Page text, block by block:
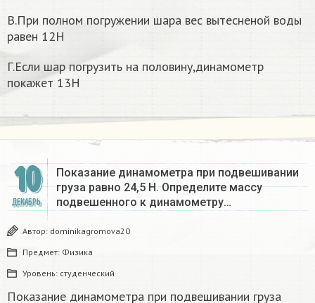
В.При полном погружении шара вес вытесненой воды
равен 12Н
Г.Если шар погрузить на половину,динамометр
покажет 13Н
10
ДЕКАБРЬ
Показание динамометра при подвешивании
груза равно 24,5 Н. Определите массу
подвешенного к динамометру…
Автор: dominikagromova20
Предмет: Физика
Уровень: студенческий
Показание динамометра при подвешивании груза